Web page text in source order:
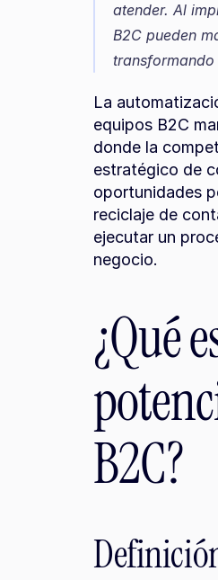
atender. Al
B2C pueden
La
equipos B2C
donde la
estratégico de
oportunidades
reciclaje de
ejecutar un
negocio.
¿Qué
B2C?